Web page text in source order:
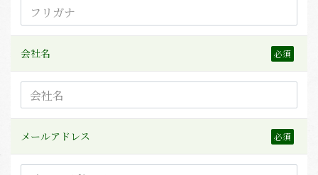
会社名
メールアドレス